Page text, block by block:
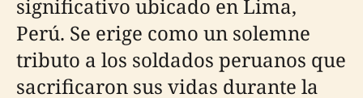
significativo ubicado en Lima,
Perú. Se erige como un solemne
tributo a los soldados peruanos que
sacrificaron sus vidas durante la